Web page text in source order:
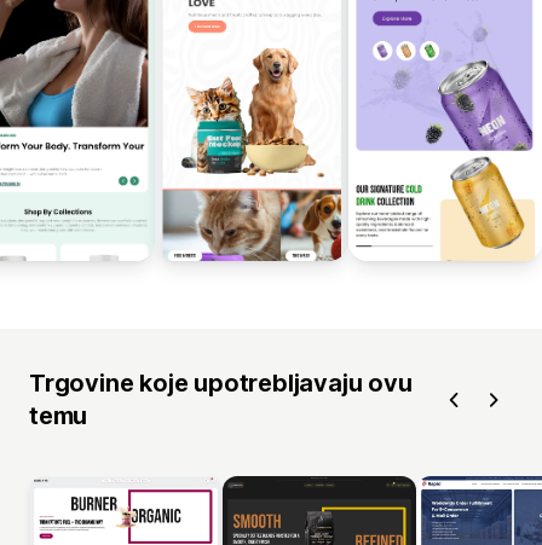
Trgovine koje upotrebljavaju ovu
temu